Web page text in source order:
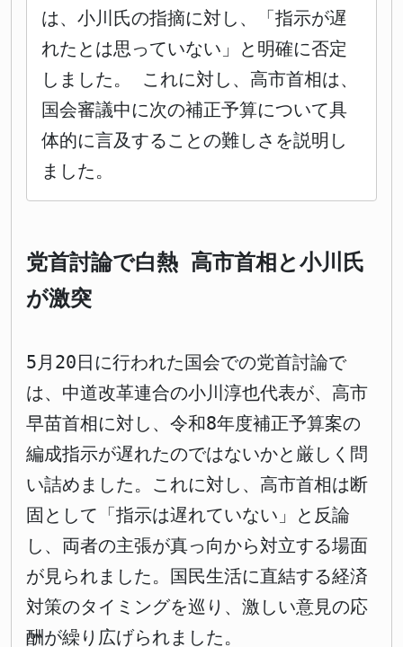
は、小川氏の指摘に対し、「指示が遅
れたとは思っていない」と明確に否定
しました。 これに対し、高市首相は、
国会審議中に次の補正予算について具
体的に言及することの難しさを説明し
ました。
党首討論で白熱 高市首相と小川氏
が激突
5月20日に行われた国会での党首討論で
は、中道改革連合の小川淳也代表が、高市
早苗首相に対し、令和8年度補正予算案の
編成指示が遅れたのではないかと厳しく問
い詰めました。これに対し、高市首相は断
固として「指示は遅れていない」と反論
し、両者の主張が真っ向から対立する場面
が見られました。国民生活に直結する経済
対策のタイミングを巡り、激しい意見の応
酬が繰り広げられました。